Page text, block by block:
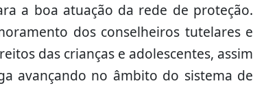
a boa atuação da rede de proteção.
dos conselheiros tutelares e
das crianças e adolescentes, assim
avançando no âmbito do sistema de